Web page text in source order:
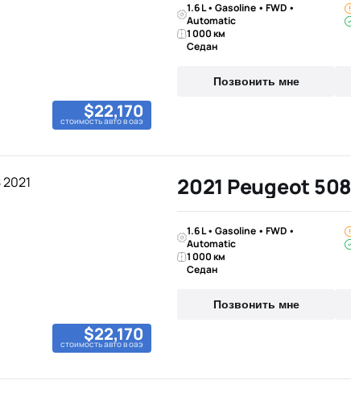
$22,170
стоимость авто в оаэ
1.6 L • Gasoline • FWD •
Automatic
1 000 км
Седан
Позвонить мне
$22,170
стоимость авто в оаэ
2021 Peugeot 508
1.6 L • Gasoline • FWD •
Automatic
1 000 км
Седан
Позвонить мне